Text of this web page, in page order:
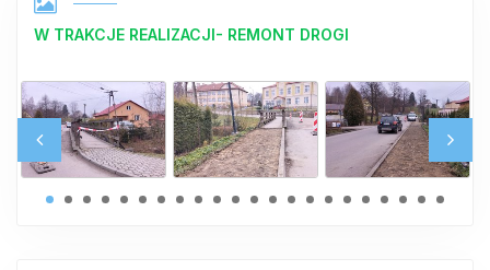
W TRAKCJE REALIZACJI- REMONT DROGI